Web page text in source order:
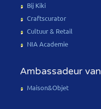
Bij Kiki
Craftscurator
Cultuur & Retail
NIA Academie
Ambassadeur van
Maison&Objet